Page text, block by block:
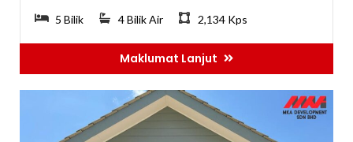
5 Bilik 4 Bilik Air 2,134 Kps
Maklumat Lanjut